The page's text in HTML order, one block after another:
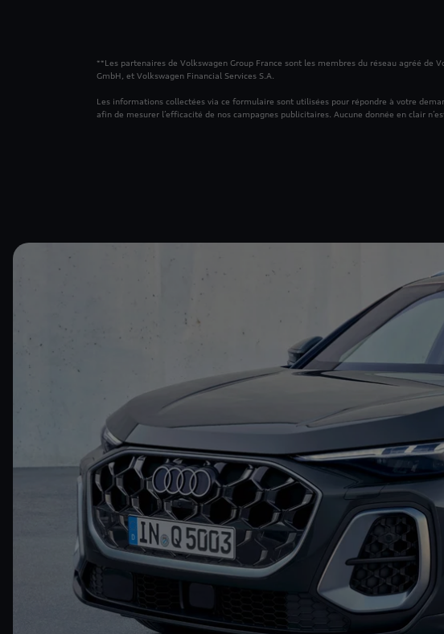
**Les partenaires de Volkswagen Group France sont les membres du réseau agréé
GmbH, et Volkswagen Financial Services S.A.
Les informations collectées via ce formulaire sont utilisées pour répondre à votre
afin de mesurer l’efficacité de nos campagnes publicitaires. Aucune donnée en clair